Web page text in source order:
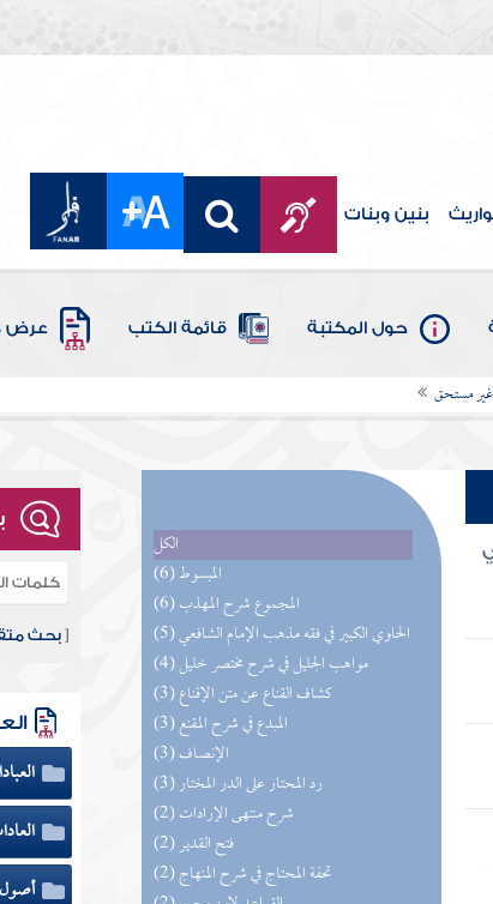
بنين وبنات
حول المكتبة قائمة الكتب عرض
غير مستحق
الكل
(6) المبسوط
(6) المجموع شرح المهذب
(5) الحاوي الكبير في فقه مذهب الإمام الشافعي
(4) مواهب الجليل في شرح مختصر خليل
(3) كشاف القناع عن متن الإقناع
(3) المبدع في شرح المقنع
(3) الإنصاف
(3) رد المحتار على الدر المختار
(2) شرح منتهى الإرادات
(2) فتح القدير
(2) تحفة المحتاج في شرح المنهاج
[بحث
أصول